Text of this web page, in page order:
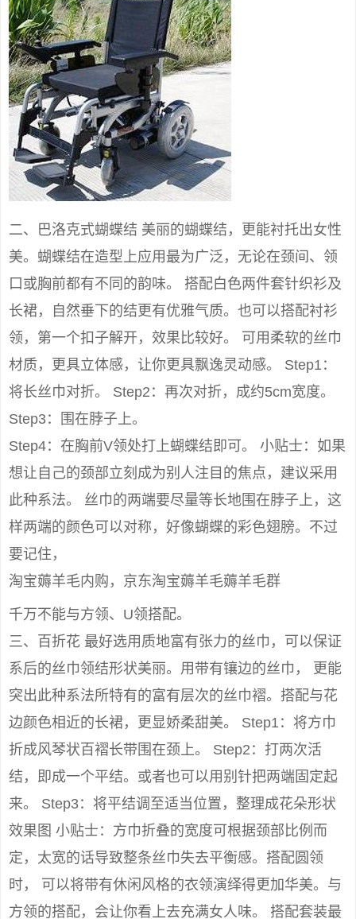
二、巴洛克式蝴蝶结 美丽的蝴蝶结，更能衬托出女性
美。蝴蝶结在造型上应用最为广泛，无论在颈间、领
口或胸前都有不同的韵味。 搭配白色两件套针织衫及
长裙，自然垂下的结更有优雅气质。也可以搭配衬衫
领，第一个扣子解开，效果比较好。 可用柔软的丝巾
材质，更具立体感，让你更具飘逸灵动感。 Step1：
将长丝巾对折。 Step2：再次对折，成约5cm宽度。
Step3：围在脖子上。
Step4：在胸前V领处打上蝴蝶结即可。 小贴士：如果
想让自己的颈部立刻成为别人注目的焦点，建议采用
此种系法。 丝巾的两端要尽量等长地围在脖子上，这
样两端的颜色可以对称，好像蝴蝶的彩色翅膀。不过
要记住，
淘宝薅羊毛内购，京东淘宝薅羊毛薅羊毛群
千万不能与方领、U领搭配。
三、百折花 最好选用质地富有张力的丝巾，可以保证
系后的丝巾领结形状美丽。用带有镶边的丝巾， 更能
突出此种系法所特有的富有层次的丝巾褶。搭配与花
边颜色相近的长裙，更显娇柔甜美。 Step1：将方巾
折成风琴状百褶长带围在颈上。 Step2：打两次活
结，即成一个平结。或者也可以用别针把两端固定起
来。 Step3：将平结调至适当位置，整理成花朵形状
效果图 小贴士：方巾折叠的宽度可根据颈部比例而
定，太宽的话导致整条丝巾失去平衡感。搭配圆领
时， 可以将带有休闲风格的衣领演绎得更加华美。与
方领的搭配，会让你看上去充满女人味。 搭配套装最